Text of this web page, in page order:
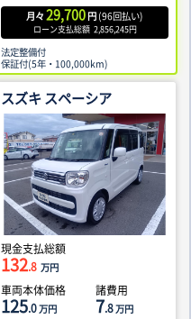
月々 29,700 円 (96回払い)
ローン支払総額 2,856,245円
法定整備付
保証付(5年・100,000km)
スズキ スペーシア
現金支払総額
132.8 万円
車両本体価格
125.0万円
諸費用
7.8万円